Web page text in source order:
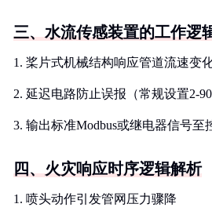
三、水流传感装置的工作逻
1. 桨片式机械结构响应管道流速变
2. 延迟电路防止误报（常规设置2-90
3. 输出标准Modbus或继电器信号至
四、火灾响应时序逻辑解析
1. 喷头动作引发管网压力骤降